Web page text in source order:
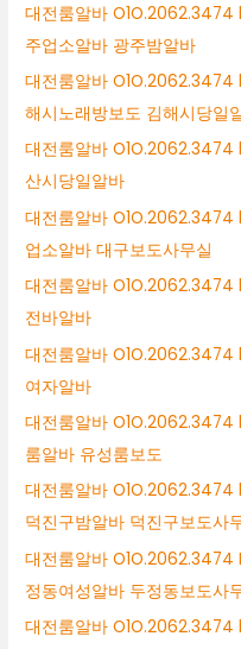
대전룸알바
주업소알바 광주밤알바
대전룸알바
해시노래방보도 김해시당일
대전룸알바
산시당일알바
대전룸알바
업소알바 대구보도사무실
대전룸알바
전바알바
대전룸알바
여자알바
대전룸알바
룸알바 유성룸보도
대전룸알바
덕진구밤알바 덕진구보도사
대전룸알바 O1O.2062.3474
정동여성알바 두정동보도사
대전룸알바